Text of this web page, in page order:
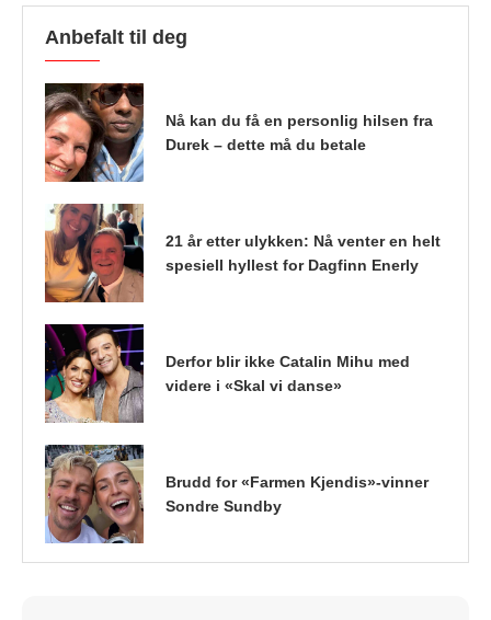
Anbefalt til deg
Nå kan du få en personlig hilsen fra
Durek – dette må du betale
21 år etter ulykken: Nå venter en helt
spesiell hyllest for Dagfinn Enerly
Derfor blir ikke Catalin Mihu med
videre i «Skal vi danse»
Brudd for «Farmen Kjendis»-vinner
Sondre Sundby